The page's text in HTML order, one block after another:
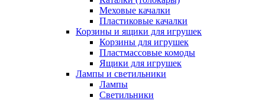
Меховые качалки
Пластиковые качалки
Корзины и ящики для игрушек
Корзины для игрушек
Пластмассовые комоды
Ящики для игрушек
Лампы и светильники
Лампы
Светильники